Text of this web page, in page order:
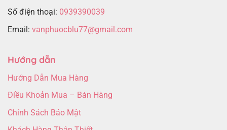
Số điện thoại: 0939390039
Email: vanphuocblu77@gmail.com
Hướng dẫn
Hướng Dẫn Mua Hàng
Điều Khoản Mua – Bán Hàng
Chính Sách Bảo Mật